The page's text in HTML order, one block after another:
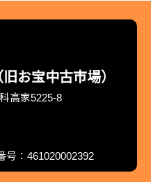
お宝中古市場）
高家5225-8
：461020002392